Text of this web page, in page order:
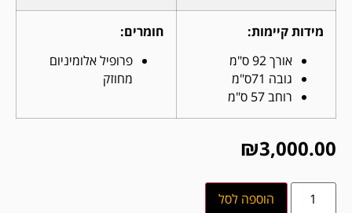
מידות קיימות:
אורך 92 ס"מ
גובה 71ס"מ
רוחב 57 ס"מ
חומרים:
פרופיל אלומיניום
מחוזק
₪3,000.00
הוספה לסל